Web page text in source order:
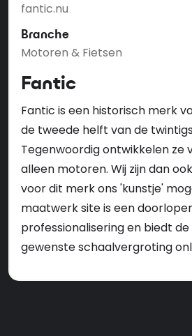
fantic.nu
Branche
Motoren & Fietsen
Fantic
Fantic is een historisch merk
de tweede helft van de
Tegenwoordig ontwikkelen ze
alleen motoren. Wij zijn dan
voor dit merk ons 'kunstje'
maatwerk site is een
professionalisering en biedt
gewenste schaalvergroting